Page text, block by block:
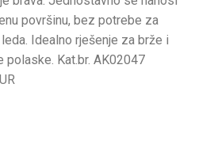
površinu, bez potrebe za
Idealno rješenje za brže i
polaske. Kat.br. AK02047